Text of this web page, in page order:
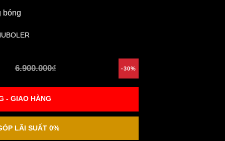
bóng
6.900.000₫ -30%
- GIAO HÀNG
LÃI SUẤT 0%